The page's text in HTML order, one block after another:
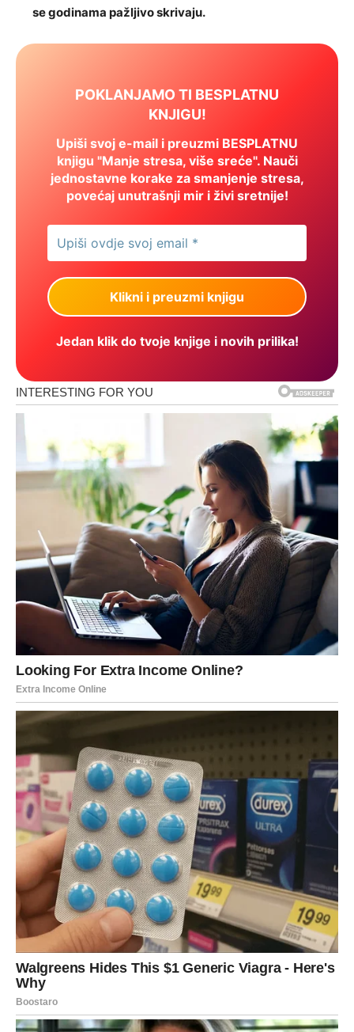
se godinama pažljivo skrivaju.
POKLANJAMO TI BESPLATNU
KNJIGU!
Upiši svoj e-mail i preuzmi BESPLATNU
knjigu "Manje stresa, više sreće". Nauči
jednostavne korake za smanjenje stresa,
povećaj unutrašnji mir i živi sretnije!
Jedan klik do tvoje knjige i novih prilika!